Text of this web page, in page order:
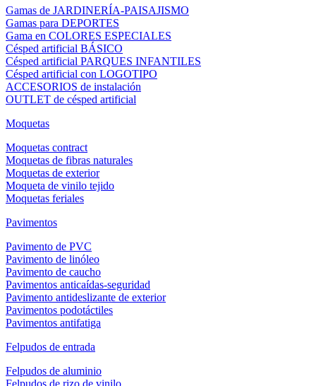
Gamas de JARDINERÍA-PAISAJISMO
Gamas para DEPORTES
Gama en COLORES ESPECIALES
Césped artificial BÁSICO
Césped artificial PARQUES INFANTILES
Césped artificial con LOGOTIPO
ACCESORIOS de instalación
OUTLET de césped artificial
Moquetas
Moquetas contract
Moquetas de fibras naturales
Moquetas de exterior
Moqueta de vinilo tejido
Moquetas feriales
Pavimentos
Pavimento de PVC
Pavimento de linóleo
Pavimento de caucho
Pavimentos anticaídas-seguridad
Pavimento antideslizante de exterior
Pavimentos podotáctiles
Pavimentos antifatiga
Felpudos de entrada
Felpudos de aluminio
Felpudos de rizo de vinilo